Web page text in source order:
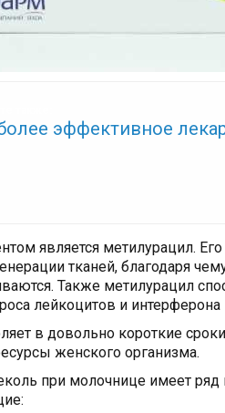
эффективное
является метилурацил.
тканей, благодаря
Также метилурацил
лейкоцитов и интерферона
в довольно короткие
женского организма.
при молочнице имеет